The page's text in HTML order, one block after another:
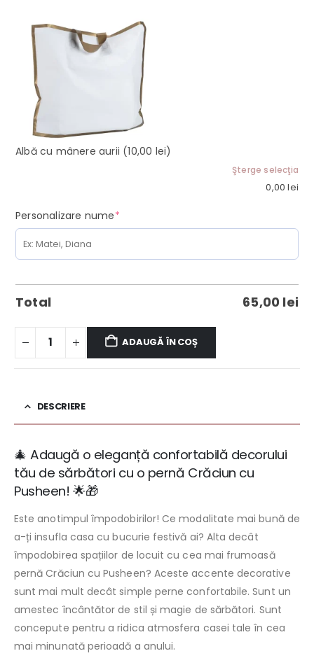
Albă cu mânere aurii (10,00 lei)
Şterge selecţia
0,00lei
Personalizare nume*(required)
Total 65,00 lei
ADAUGĂ ÎN COȘ
DESCRIERE
🎄 Adaugă o eleganță confortabilă decorului
tău de sărbători cu o pernă Crăciun cu
Pusheen! 🌟🎁
Este anotimpul împodobirilor! Ce modalitate mai bună de
a-ți insufla casa cu bucurie festivă ai? Alta decât
împodobirea spațiilor de locuit cu cea mai frumoasă
pernă Crăciun cu Pusheen? Aceste accente decorative
sunt mai mult decât simple perne confortabile. Sunt un
amestec încântător de stil și magie de sărbători. Sunt
concepute pentru a ridica atmosfera casei tale în cea
mai minunată perioadă a anului.